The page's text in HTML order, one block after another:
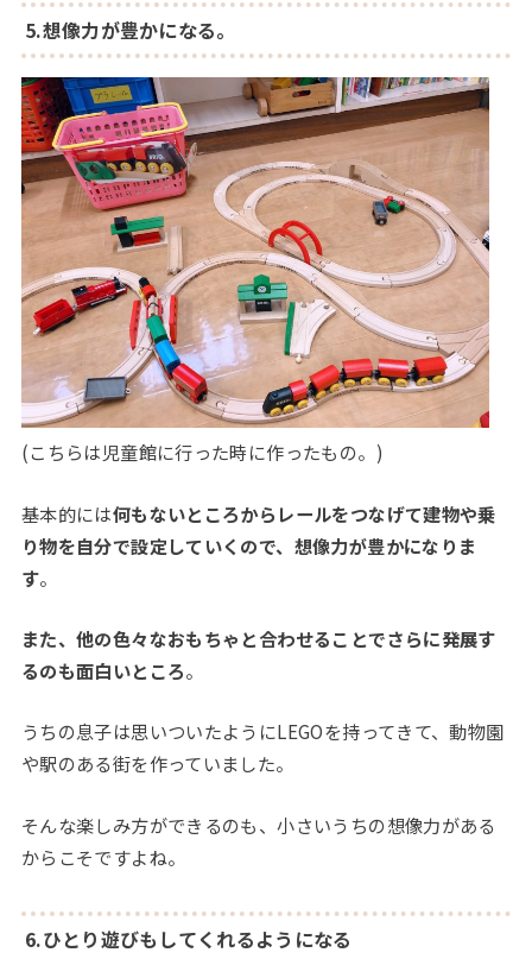
5.想像力が豊かになる。
(こちらは児童館に行った時に作ったもの。)
基本的には何もないところからレールをつなげて建物や乗
り物を自分で設定していくので、想像力が豊かになりま
す。
また、他の色々なおもちゃと合わせることでさらに発展す
るのも面白いところ。
うちの息子は思いついたようにLEGOを持ってきて、動物園
や駅のある街を作っていました。
そんな楽しみ方ができるのも、小さいうちの想像力がある
からこそですよね。
6.ひとり遊びもしてくれるようになる